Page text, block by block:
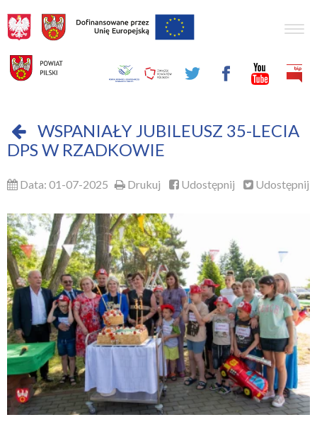
WSPANIAŁY JUBILEUSZ 35-LECIA
DPS W RZADKOWIE
Data: 01-07-2025 Drukuj Udostępnij Udostępnij